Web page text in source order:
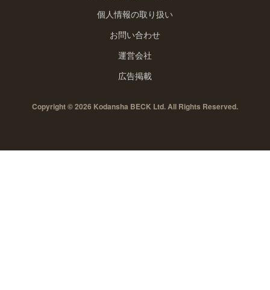
個人情報の取り扱い
お問い合わせ
運営会社
広告掲載
Copyright © 2026 Kodansha BECK Ltd. All Rights Reserved.